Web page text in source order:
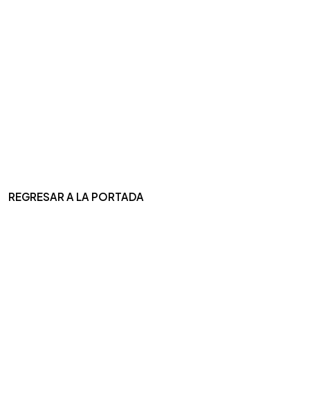
REGRESAR A LA PORTADA